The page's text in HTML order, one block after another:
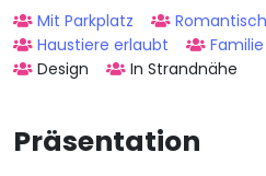
Mit Parkplatz
Haustiere erlaubt
Familie
Design
In Strandnähe
Präsentation